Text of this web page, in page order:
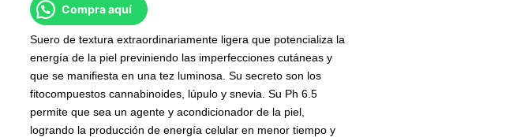
Compra aquí
Suero de textura extraordinariamente ligera que potencializa la
energía de la piel previniendo las imperfecciones cutáneas y
que se manifiesta en una tez luminosa. Su secreto son los
fitocompuestos cannabinoides, lúpulo y snevia. Su Ph 6.5
permite que sea un agente y acondicionador de la piel,
logrando la producción de energía celular en menor tiempo y